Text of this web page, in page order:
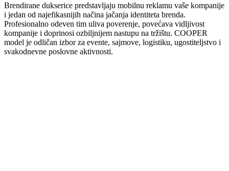
Brendirane dukserice predstavljaju mobilnu reklamu vaše kompanije
i jedan od najefikasnijih načina jačanja identiteta brenda.
Profesionalno odeven tim uliva poverenje, povećava vidljivost
kompanije i doprinosi ozbiljnijem nastupu na tržištu. COOPER
model je odličan izbor za evente, sajmove, logistiku, ugostiteljstvo i
svakodnevne poslovne aktivnosti.